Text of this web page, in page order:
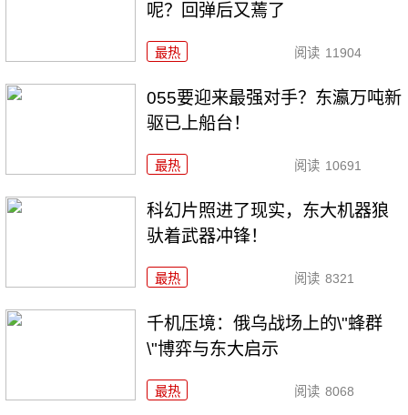
呢？回弹后又蔫了
最热 阅读 11904
055要迎来最强对手？东瀛万吨新
驱已上船台！
最热 阅读 10691
科幻片照进了现实，东大机器狼
驮着武器冲锋！
最热 阅读 8321
千机压境：俄乌战场上的\"蜂群
\"博弈与东大启示
最热 阅读 8068